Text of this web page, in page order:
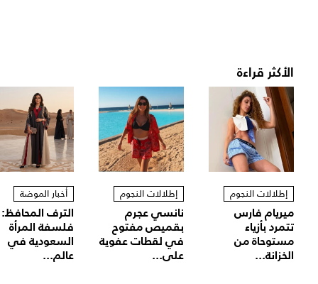
الأكثر قراءة
إطلالات النجوم
ميريام فارس
تتمرد بأزياء
مستوحاة من
الخزانة...
إطلالات النجوم
نانسي عجرم
بقميص مفتوح
في لقطات عفوية
على...
أخبار الموضة
الترف المحافظ:
فلسفة المرأة
السعودية في
عالم...